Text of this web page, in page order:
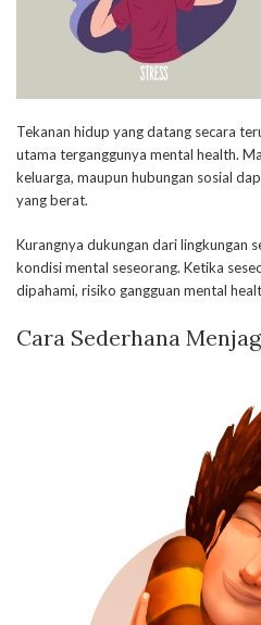
Tekanan hidup yang datang secara
utama terganggunya mental health.
keluarga, maupun hubungan sosial
yang berat.
Kurangnya dukungan dari lingkungan
kondisi mental seseorang. Ketika
dipahami, risiko gangguan mental
Cara Sederhana